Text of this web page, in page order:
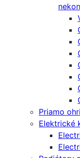
Priamo
Elektrické